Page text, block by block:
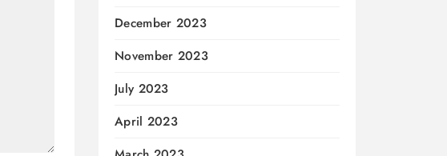
December 2023
November 2023
July 2023
April 2023